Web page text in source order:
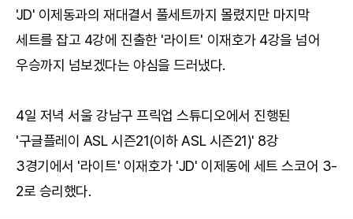
'JD' 이제동과의 재대결서 풀세트까지 몰렸지만 마지막
세트를 잡고 4강에 진출한 '라이트' 이재호가 4강을 넘어
우승까지 넘보겠다는 야심을 드러냈다.
4일 저녁 서울 강남구 프릭업 스튜디오에서 진행된
'구글플레이 ASL 시즌21(이하 ASL 시즌21)' 8강
3경기에서 '라이트' 이재호가 'JD' 이제동에 세트 스코어 3-
2로 승리했다.